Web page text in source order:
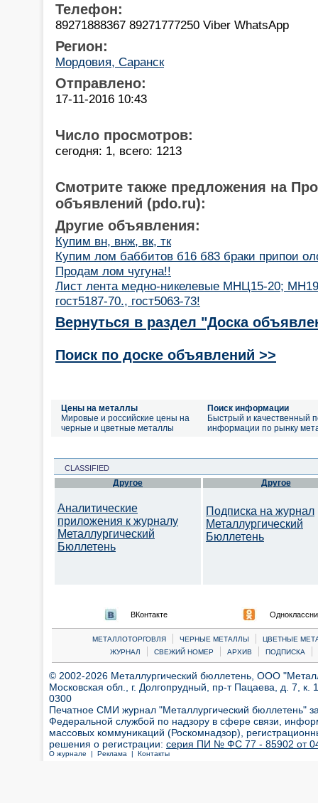
Телефон:
89271888367 89271777250 Viber WhatsApp
Регион:
Мордовия, Саранск
Отправлено:
17-11-2016 10:43
Число просмотров:
сегодня: 1, всего: 1213
Смотрите также предложения на
объявлений (pdo.ru):
Другие объявления:
Купим вн, внж, вк, тк
Купим лом баббитов б16 б83 браки припои
Продам лом чугуна!!
Лист лента медно-никелевые МНЦ15-20;
гост5187-70., гост5063-73!
Вернуться в раздел "Доска
Поиск по доске объявлений >>
Цены на металлы
Мировые и российские цены на
черные и цветные металлы
Поиск информации
Быстрый и качественный
информации по рынку
CLASSIFIED
Другое
Аналитические
приложения к журналу
Металлургический
Бюллетень
Другое
Подписка на журнал
Металлургический
Бюллетень
ВКонтакте
МЕТАЛЛОТОРГОВЛЯ | ЧЕРНЫЕ МЕТАЛЛЫ |
ЦВЕТНЫЕ
ЖУРНАЛ
| СВЕЖИЙ НОМЕР | АРХИВ | ПОДПИСКА |
© 2002-2026 Металлургический бюллетень, ООО
Московская обл., г. Долгопрудный, пр-т Пацаева, д. 7,
0300
Печатное СМИ журнал "Металлургический бюллетень"
Федеральной службой по надзору в сфере связи,
массовых коммуникаций (Роскомнадзор),
решения о регистрации: серия ПИ № ФС 77 - 85902 от 04
О журнале | Реклама | Контакты